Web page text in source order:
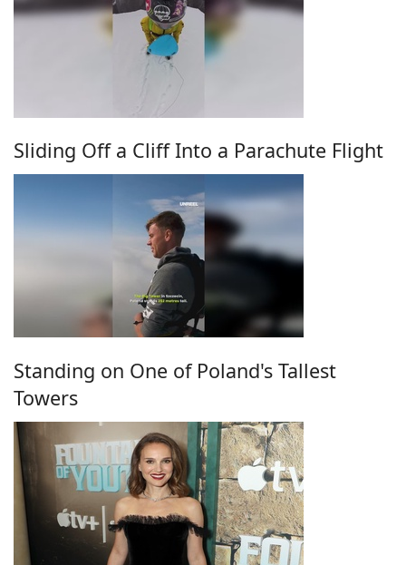
Sliding Off a Cliff Into a Parachute Flight
Standing on One of Poland's Tallest
Towers